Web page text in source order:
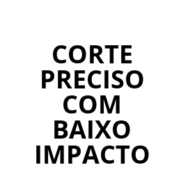
CORTE
PRECISO
COM
BAIXO
IMPACTO